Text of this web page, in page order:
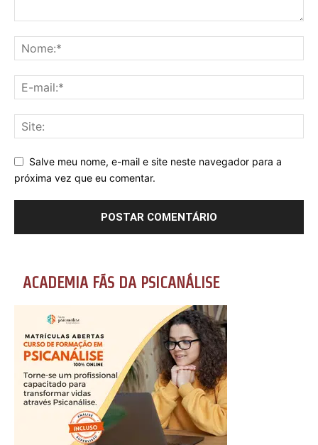
Salve meu nome, e-mail e site neste navegador para a
próxima vez que eu comentar.
ACADEMIA FÃS DA PSICANÁLISE